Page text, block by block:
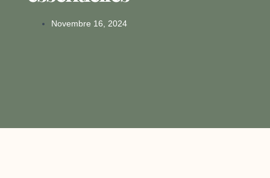
Novembre 16, 2024